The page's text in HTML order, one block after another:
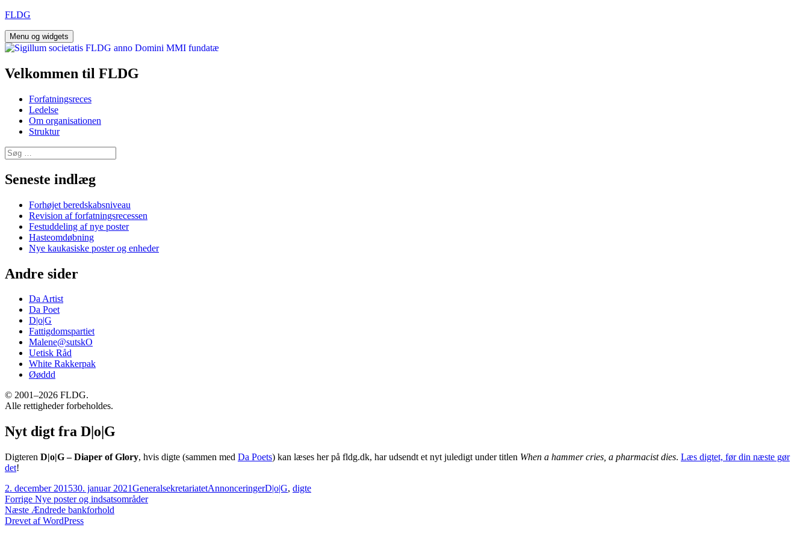
Hop
indhold
FLDG
Menu og widgets
Velkommen til FLDG
Forfatningsreces
Ledelse
Om organisationen
Struktur
Søg
efter:
Seneste indlæg
Forhøjet beredskabsniveau
Revision af forfatningsrecessen
Festuddeling af nye poster
Hasteomdøbning
Nye kaukasiske poster og enheder
Andre sider
Da Artist
Da Poet
D|o|G
Fattigdomspartiet
Malene@sutskO
Uetisk Råd
White Rakkerpak
Øøddd
© 2001–2026 FLDG.
Alle rettigheder forbeholdes.
Nyt digt fra D|o|G
Digteren D|o|G – Diaper of Glory, hvis digte (sammen med Da Poets) kan læses her på fldg.dk, har udsendt et nyt juledigt under titlen When a hammer cries, a pharmacist dies. Læs digtet, før din næste gør
det!
Udgivet
i
2. december 201530. januar 2021Forfatter
GeneralsekretariatetKategorier
AnnonceringerTags
D|o|G, digte
Indlægsnavigation
Forrige Forrige
indlæg:
Nye poster og indsatsområder
Næste Næste
indlæg:
Ændrede bankforhold
Drevet af WordPress